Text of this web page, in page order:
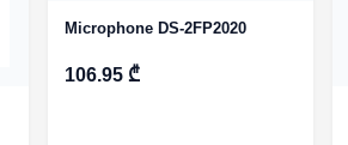
Microphone DS-2FP2020
106.95 ₾